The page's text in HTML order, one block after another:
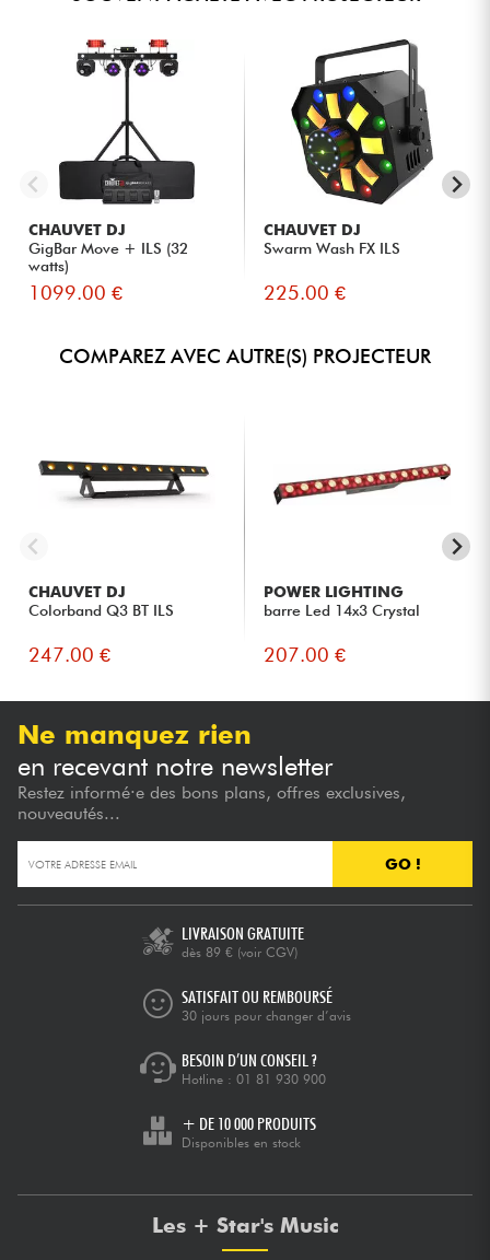
Le système est conçu pour être monté et démonté sans
nécessiter d’outils. C’est un gain de temps précieux pour les
DJs et techniciens qui enchaînent les prestations.
CHAUVET DJ
GigBar Move + ILS (32
watts)
1099.00 €
CHAUVET DJ
Swarm Wash FX ILS
225.00 €
COMPAREZ AVEC AUTRE(S) PROJECTEUR
CHAUVET DJ
Colorband Q3 BT ILS
247.00 €
POWER LIGHTING
barre Led 14x3 Crystal
207.00 €
Ne manquez rien
en recevant notre newsletter
Restez informé·e des bons plans, offres exclusives,
nouveautés...
GO !
LIVRAISON GRATUITE
dès 89 € (voir CGV)
SATISFAIT OU REMBOURSÉ
30 jours pour changer d’avis
BESOIN D’UN CONSEIL ?
Hotline : 01 81 930 900
+ DE 10 000 PRODUITS
Disponibles en stock
Les + Star's Music